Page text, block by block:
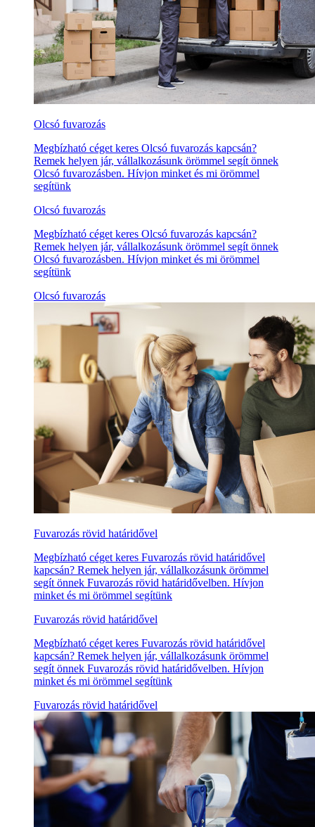
Olcsó fuvarozás
Megbízható céget keres Olcsó fuvarozás kapcsán?
Remek helyen jár, vállalkozásunk örömmel segít önnek
Olcsó fuvarozásben. Hívjon minket és mi örömmel
segítünk
Olcsó fuvarozás
Megbízható céget keres Olcsó fuvarozás kapcsán?
Remek helyen jár, vállalkozásunk örömmel segít önnek
Olcsó fuvarozásben. Hívjon minket és mi örömmel
segítünk
Olcsó fuvarozás
Fuvarozás rövid határidővel
Megbízható céget keres Fuvarozás rövid határidővel
kapcsán? Remek helyen jár, vállalkozásunk örömmel
segít önnek Fuvarozás rövid határidővelben. Hívjon
minket és mi örömmel segítünk
Fuvarozás rövid határidővel
Megbízható céget keres Fuvarozás rövid határidővel
kapcsán? Remek helyen jár, vállalkozásunk örömmel
segít önnek Fuvarozás rövid határidővelben. Hívjon
minket és mi örömmel segítünk
Fuvarozás rövid határidővel